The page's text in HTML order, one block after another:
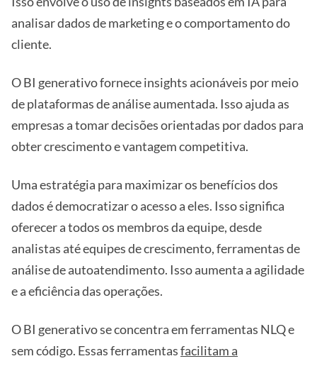
analisar dados de marketing e o comportamento do
cliente.
O BI generativo fornece insights acionáveis por meio
de plataformas de análise aumentada. Isso ajuda as
empresas a tomar decisões orientadas por dados para
obter crescimento e vantagem competitiva.
Uma estratégia para maximizar os benefícios dos
dados é democratizar o acesso a eles. Isso significa
oferecer a todos os membros da equipe, desde
analistas até equipes de crescimento, ferramentas de
análise de autoatendimento. Isso aumenta a agilidade
e a eficiência das operações.
O BI generativo se concentra em ferramentas NLQ e
sem código. Essas ferramentasfacilitam a